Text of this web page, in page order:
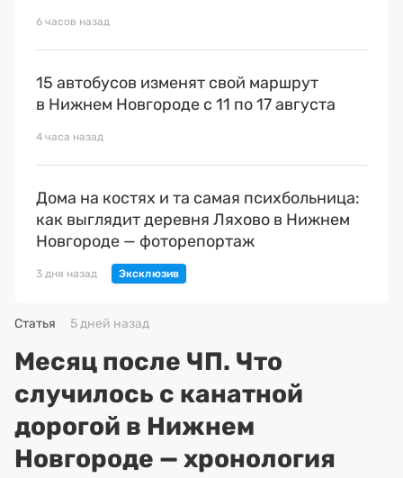
6 часов назад
15 автобусов изменят свой маршрут
в Нижнем Новгороде с 11 по 17 августа
4 часа назад
Дома на костях и та самая психбольница:
как выглядит деревня Ляхово в Нижнем
Новгороде — фоторепортаж
3 дня назад
Статья 5 дней назад
Месяц после ЧП. Что
случилось с канатной
дорогой в Нижнем
Новгороде — хронология